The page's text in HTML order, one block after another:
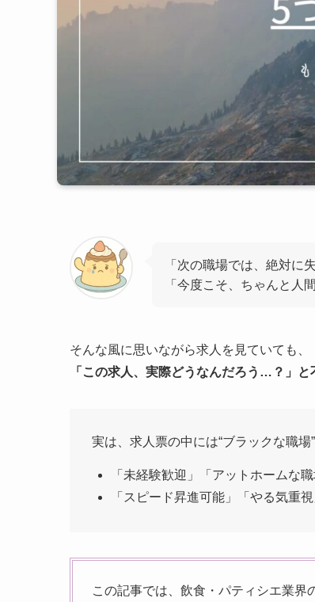
「次の職場では、絶対に
「今度こそ、ちゃんと人
そんな風に思いながら求人を見ていても、
「この求人、実際どうなんだろう…？」と
実は、求人票の中には“ブラックな職場
「未経験歓迎」「アットホームな
「スピード昇進可能」「やる気重
この記事では、飲食・パティシエ業界